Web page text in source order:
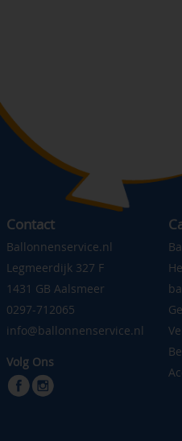
Contact
Ballonnenservice.nl
Legmeerdijk 327 F
1431 GB Aalsmeer
0297-712065
info@ballonnenservice.nl
Volg Ons